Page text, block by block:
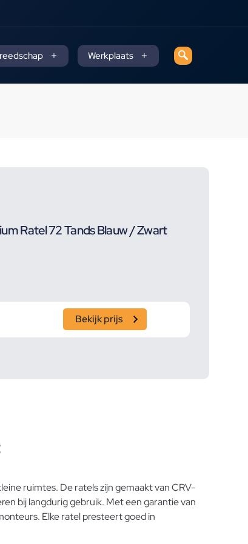
Werkplaats
Ratel 72 Tands Blauw / Zwart
Bekijk prijs
ruimtes. De ratels zijn gemaakt van CRV-
bij langdurig gebruik. Met een garantie van
Elke ratel presteert goed in